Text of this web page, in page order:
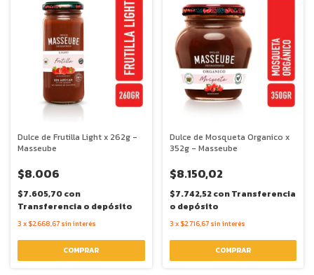
Dulce de Frutilla Light x 262g -
Masseube
$8.006
$7.605,70con
Transferencia o depósito
3 x $2.668,67 sin interés
Dulce de Mosqueta Organico x
352g - Masseube
$8.150,02
$7.742,52conTransferencia
o depósito
3 x $2.716,67 sin interés